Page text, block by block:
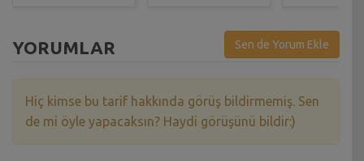
YORUMLAR Sen de Yorum Ekle
Hiç kimse bu tarif hakkında görüş bildirmemiş. Sen
de mi öyle yapacaksın? Haydi görüşünü bildir:)